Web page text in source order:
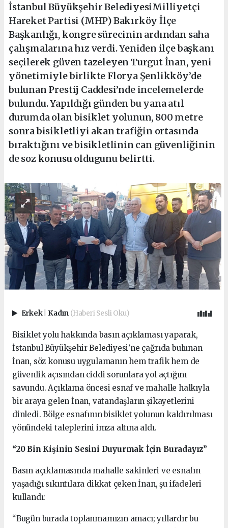
İstanbul Büyükşehir BelediyesiMilliyetçi
Hareket Partisi (MHP) Bakırköy İlçe
Başkanlığı, kongre sürecinin ardından saha
çalışmalarına hız verdi. Yeniden ilçe başkanı
seçilerek güven tazeleyen Turgut İnan, yeni
yönetimiyle birlikte Florya Şenlikköy’de
bulunan Prestij Caddesi’nde incelemelerde
bulundu. Yapıldığı günden bu yana atıl
durumda olan bisiklet yolunun, 800 metre
sonra bisikletliyi akan trafiğin ortasında
bıraktığını ve bisikletlinin can güvenliğinin
de soz konusu oldugunu belirtti.
Erkek Kadın (Haberi Sesli Oku)
Bisiklet yolu hakkında basın açıklaması yaparak,
İstanbul Büyükşehir Belediyesi’ne çağrıda bulunan
İnan, söz konusu uygulamanın hem trafik hem de
güvenlik açısından ciddi sorunlara yol açtığını
savundu. Açıklama öncesi esnaf ve mahalle halkıyla
bir araya gelen İnan, vatandaşların şikayetlerini
dinledi. Bölge esnafının bisiklet yolunun kaldırılması
yönündeki taleplerini imza altına aldı.
“20 Bin Kişinin Sesini Duyurmak İçin Buradayız”
Basın açıklamasında mahalle sakinleri ve esnafın
yaşadığı sıkıntılara dikkat çeken İnan, şu ifadeleri
kullandı:
“Bugün burada toplanmamızın amacı; yıllardır bu